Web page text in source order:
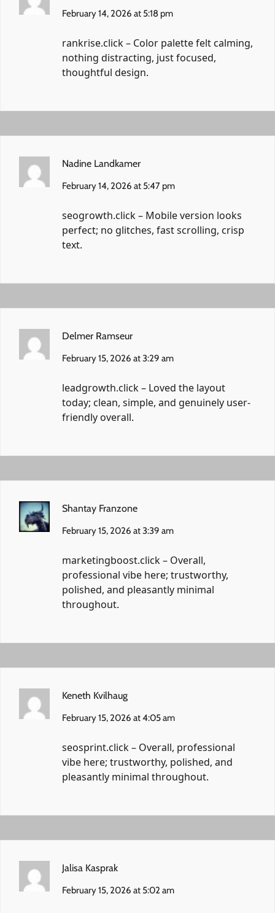
February 14, 2026 at 5:18 pm
rankrise.click– Color palette felt calming,
nothing distracting, just focused,
thoughtful design.
Nadine Landkamer
February 14, 2026 at 5:47 pm
seogrowth.click– Mobile version looks
perfect; no glitches, fast scrolling, crisp
text.
Delmer Ramseur
February 15, 2026 at 3:29 am
leadgrowth.click– Loved the layout
today; clean, simple, and genuinely user-
friendly overall.
Shantay Franzone
February 15, 2026 at 3:39 am
marketingboost.click– Overall,
professional vibe here; trustworthy,
polished, and pleasantly minimal
throughout.
Keneth Kvilhaug
February 15, 2026 at 4:05 am
seosprint.click– Overall, professional
vibe here; trustworthy, polished, and
pleasantly minimal throughout.
Jalisa Kasprak
February 15, 2026 at 5:02 am